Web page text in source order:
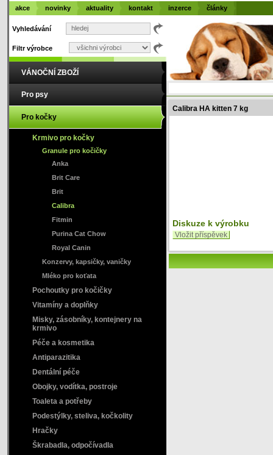
Calibra HA kitten 7 kg
Diskuze k výrobku
Vložit příspěvek
Vyhledávání
Filtr výrobce
VÁNOČNÍ ZBOŽÍ
Pro psy
Pro kočky
Krmivo pro kočky
Granule pro kočičky
Anka
Brit Care
Brit
Calibra
Fitmin
Purina Cat Chow
Royal Canin
Konzervy, kapsičky, vaničky
Mléko pro koťata
Pochoutky pro kočičky
Vitamíny a doplňky
Misky, zásobníky, kontejnery na
krmivo
Péče a kosmetika
Antiparazitika
Dentální péče
Obojky, vodítka, postroje
Toaleta a potřeby
Podestýlky, steliva, kočkolity
Hračky
Škrabadla, odpočívadla
akce novinky aktuality kontakt inzerce články